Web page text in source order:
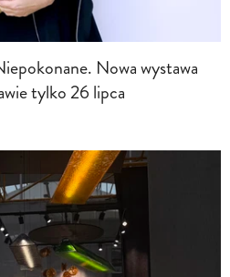
Nowa wystawa
tylko 26 lipca